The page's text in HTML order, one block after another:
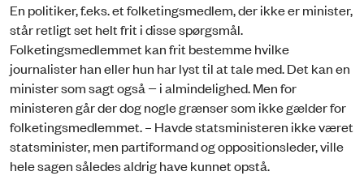
En politiker, f.eks. et folketingsmedlem, der ikke er minister,
står retligt set helt frit i disse spørgsmål.
Folketingsmedlemmet kan frit bestemme hvilke
journalister han eller hun har lyst til at tale med. Det kan en
minister som sagt også − i almindelighed. Men for
ministeren går der dog nogle grænser som ikke gælder for
folketingsmedlemmet. – Havde statsministeren ikke været
statsminister, men partiformand og oppositionsleder, ville
hele sagen således aldrig have kunnet opstå.